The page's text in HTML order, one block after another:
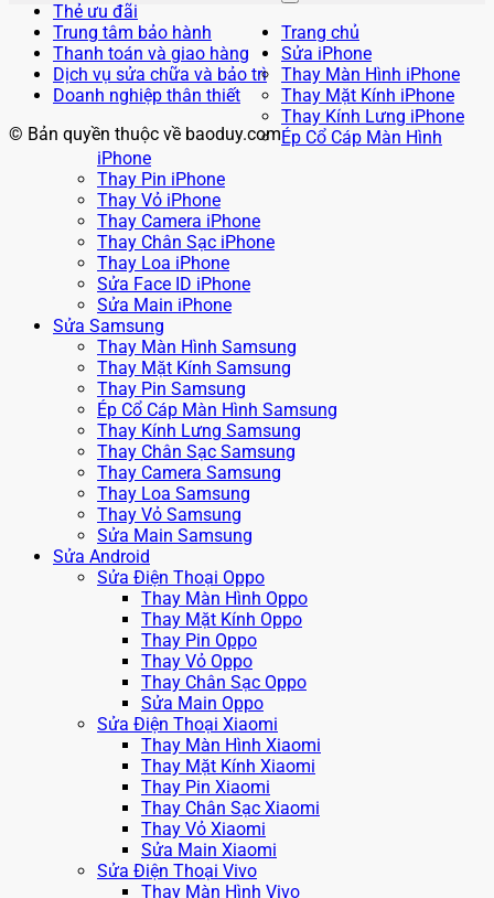
Thẻ ưu đãi
Trung tâm bảo hành
Thanh toán và giao hàng
Dịch vụ sửa chữa và bảo trì
Doanh nghiệp thân thiết
© Bản quyền thuộc về baoduy.com
Trang chủ
Sửa iPhone
Thay Màn Hình iPhone
Thay Mặt Kính iPhone
Thay Kính Lưng iPhone
Ép Cổ Cáp Màn Hình
iPhone
Thay Pin iPhone
Thay Vỏ iPhone
Thay Camera iPhone
Thay Chân Sạc iPhone
Thay Loa iPhone
Sửa Face ID iPhone
Sửa Main iPhone
Sửa Samsung
Thay Màn Hình Samsung
Thay Mặt Kính Samsung
Thay Pin Samsung
Ép Cổ Cáp Màn Hình Samsung
Thay Kính Lưng Samsung
Thay Chân Sạc Samsung
Thay Camera Samsung
Thay Loa Samsung
Thay Vỏ Samsung
Sửa Main Samsung
Sửa Android
Sửa Điện Thoại Oppo
Thay Màn Hình Oppo
Thay Mặt Kính Oppo
Thay Pin Oppo
Thay Vỏ Oppo
Thay Chân Sạc Oppo
Sửa Main Oppo
Sửa Điện Thoại Xiaomi
Thay Màn Hình Xiaomi
Thay Mặt Kính Xiaomi
Thay Pin Xiaomi
Thay Chân Sạc Xiaomi
Thay Vỏ Xiaomi
Sửa Main Xiaomi
Sửa Điện Thoại Vivo
Thay Màn Hình Vivo